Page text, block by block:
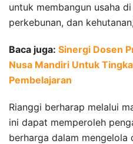
untuk membangun usaha
perkebunan, dan
Baca juga: Sinergi Dosen
Nusa Mandiri Untuk
Pembelajaran
Rianggi berharap melalui
ini dapat memperoleh
berharga dalam mengelola